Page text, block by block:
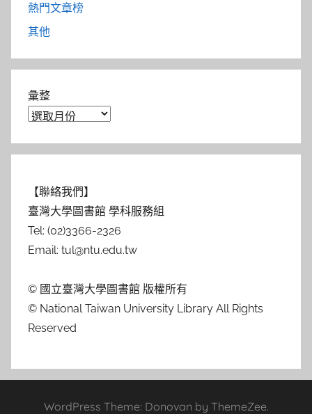
熱門文章榜
其他
彙整
【聯絡我們】
臺灣大學圖書館 學科服務組
Tel: (02)3366-2326
Email: tul@ntu.edu.tw
© 國立臺灣大學圖書館 版權所有
© National Taiwan University Library All Rights
Reserved
WordPress Theme: Donovan by ThemeZee.